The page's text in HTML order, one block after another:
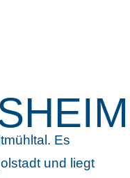
Es
und liegt